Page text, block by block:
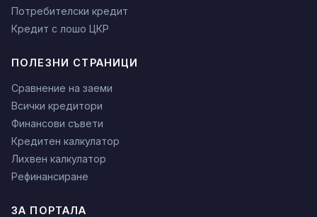
Потребителски кредит
Кредит с лошо ЦКР
ПОЛЕЗНИ СТРАНИЦИ
Сравнение на заеми
Всички кредитори
Финансови съвети
Кредитен калкулатор
Лихвен калкулатор
Рефинансиране
ЗА ПОРТАЛА